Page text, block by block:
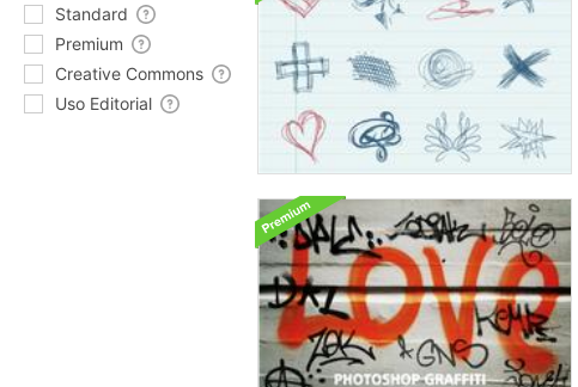
Standard
Premium
Creative Commons
Uso Editorial